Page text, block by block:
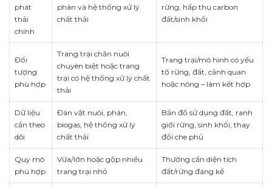
phát
thải
chính
phân và hệ thống xử lý
chất thải
rừng, hấp thụ carbon
đất/sinh khối
Đối
tượng
phù hợp
Trang trại chăn nuôi
chuyên biệt hoặc trang
trại có hệ thống xử lý chất
thải
Trang trại/mô hình có yếu
tố rừng, đất, cảnh quan
hoặc nông – lâm kết hợp
Dữ liệu
cần theo
dõi
Đàn vật nuôi, phân,
biogas, hệ thống xử lý
chất thải
Bản đồ sử dụng đất, ranh
giới rừng, sinh khối, thay
đổi che phủ
Quy mô
phù hợp
Vừa/lớn hoặc gộp nhiều
trang trại nhỏ
Thường cần diện tích
đất/rừng đáng kể